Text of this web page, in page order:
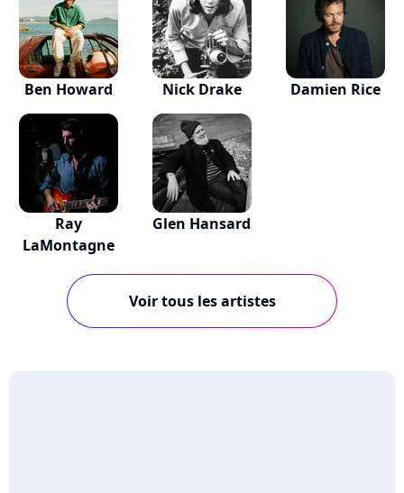
Ben Howard Nick Drake Damien Rice
Ray
LaMontagne
Glen Hansard
Voir tous les artistes